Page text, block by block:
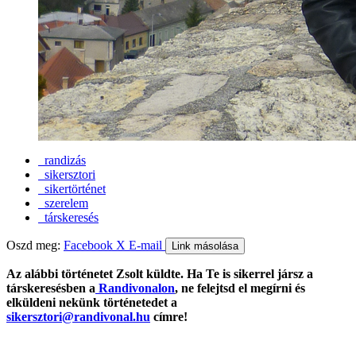
randizás
sikersztori
sikertörténet
szerelem
társkeresés
Oszd meg: Facebook X E-mail Link másolása
Az alábbi történetet Zsolt küldte. Ha Te is sikerrel jársz a
társkeresésben a Randivonalon, ne felejtsd el megírni és
elküldeni nekünk történetedet a
sikersztori@randivonal.hu címre!